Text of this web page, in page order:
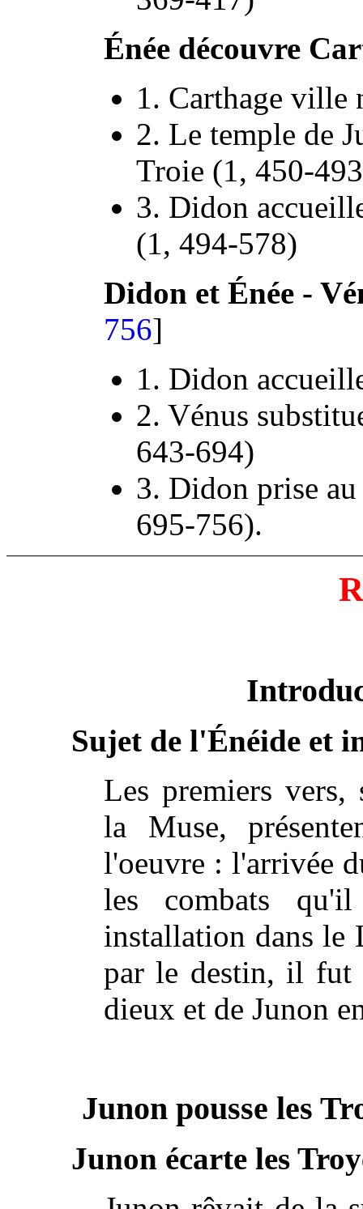
Énée découvre
1. Carthage ville
2. Le temple de
Troie (1, 450-
3. Didon
(1, 494-578)
Didon et Énée -
756]
1. Didon
2. Vénus
643-694)
3. Didon prise
695-756).
Sujet de l'Énéide et
Les premiers
la Muse,
l'oeuvre : l'arrivée
les combats
installation dans le
par le destin, il fut
dieux et de Junon
Junon pousse les
Junon écarte les